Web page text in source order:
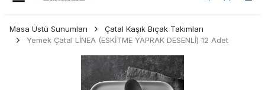
Masa Üstü Sunumları
Çatal Kaşık Bıçak Takımları
Yemek Çatal LİNEA (ESKİTME YAPRAK DESENLİ) 12 Adet